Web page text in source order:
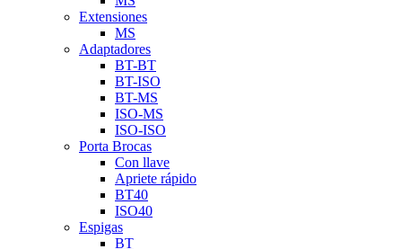
Extensiones
MS
Adaptadores
BT-BT
BT-ISO
BT-MS
ISO-MS
ISO-ISO
Porta Brocas
Con llave
Apriete rápido
BT40
ISO40
Espigas
BT